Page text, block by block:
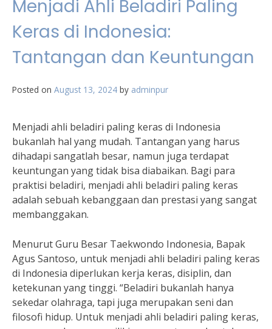
Menjadi Ahli Beladiri Paling
Keras di Indonesia:
Tantangan dan Keuntungan
Posted on August 13, 2024 by adminpur
Menjadi ahli beladiri paling keras di Indonesia
bukanlah hal yang mudah. Tantangan yang harus
dihadapi sangatlah besar, namun juga terdapat
keuntungan yang tidak bisa diabaikan. Bagi para
praktisi beladiri, menjadi ahli beladiri paling keras
adalah sebuah kebanggaan dan prestasi yang sangat
membanggakan.
Menurut Guru Besar Taekwondo Indonesia, Bapak
Agus Santoso, untuk menjadi ahli beladiri paling keras
di Indonesia diperlukan kerja keras, disiplin, dan
ketekunan yang tinggi. “Beladiri bukanlah hanya
sekedar olahraga, tapi juga merupakan seni dan
filosofi hidup. Untuk menjadi ahli beladiri paling keras,